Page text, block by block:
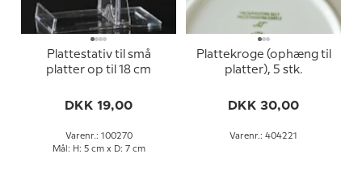
Plattestativ til små
platter op til 18 cm
DKK 19,00
Varenr.: 100270
Mål: H: 5 cm x D: 7 cm
Plattekroge (ophæng til
platter), 5 stk.
DKK 30,00
Varenr.: 404221